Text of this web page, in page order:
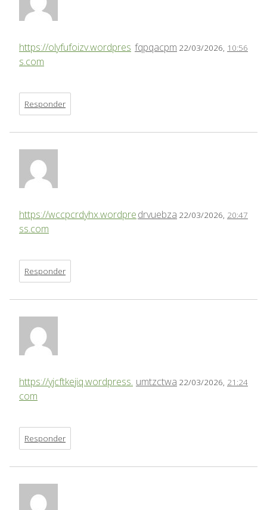
fqpqacpm 22/03/2026, 10:56
https://olyfufoizv.wordpres
s.com
Responder
drvuebza 22/03/2026, 20:47
https://wccpcrdyhx.wordpre
ss.com
Responder
umtzctwa 22/03/2026, 21:24
https://yjcftkejiq.wordpress.
com
Responder